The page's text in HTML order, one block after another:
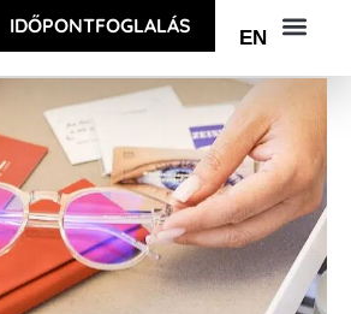
IDŐPONTFOGLALÁS EN